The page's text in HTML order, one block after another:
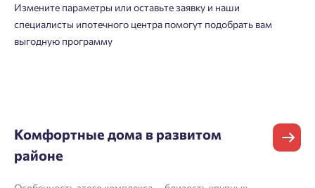
Измените параметры или оставьте заявку и наши
специалисты ипотечного центра помогут подобрать вам
выгодную программу
Пожалуйста, оставьте ваши контакты и мы вам
перезвоним.
Фамилия
Комфортные дома в развитом
районе
Пожалуйста, оставьте ваши контакты и мы вам
перезвоним.
Имя
Добро пожаловать в личный
кабинет